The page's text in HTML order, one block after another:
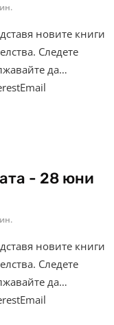
новите книги
Следете
да…
- 28 юни
новите книги
Следете
да…